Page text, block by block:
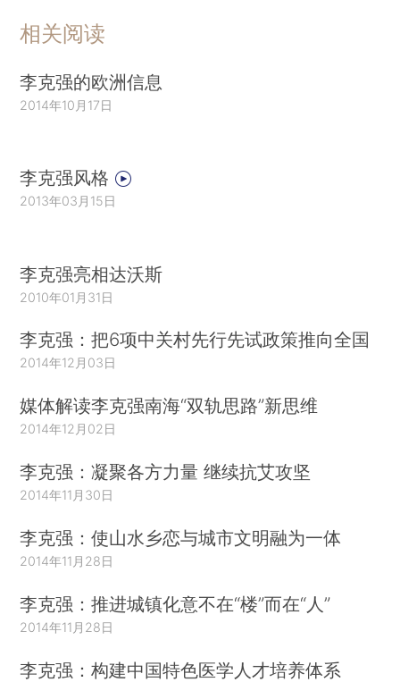
相关阅读
李克强的欧洲信息
2014年10月17日
李克强风格
2013年03月15日
李克强亮相达沃斯
2010年01月31日
李克强：把6项中关村先行先试政策推向全国
2014年12月03日
媒体解读李克强南海“双轨思路”新思维
2014年12月02日
李克强：凝聚各方力量 继续抗艾攻坚
2014年11月30日
李克强：使山水乡恋与城市文明融为一体
2014年11月28日
李克强：推进城镇化意不在“楼”而在“人”
2014年11月28日
李克强：构建中国特色医学人才培养体系